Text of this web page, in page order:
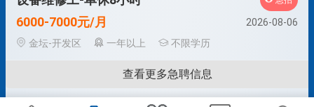
6000-7000元/月
2026-08-06
金坛-开发区
一年以上 不限学历
查看更多急聘信息